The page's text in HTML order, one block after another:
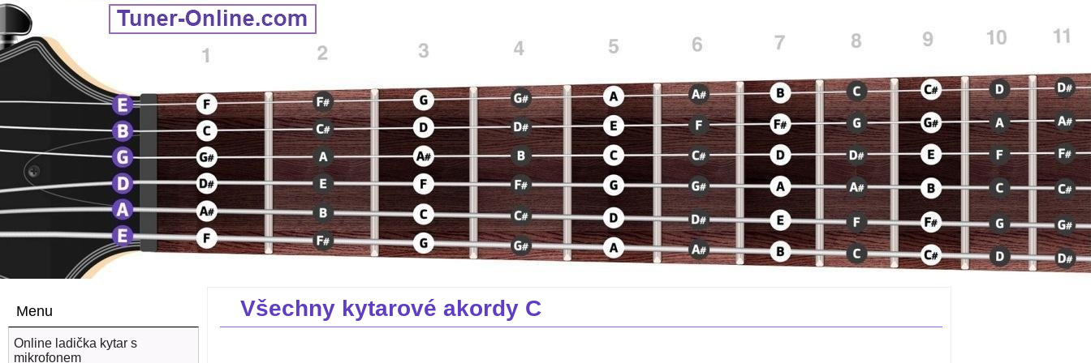
Menu
Online ladička kytar s
mikrofonem
Všechny kytarové akordy C